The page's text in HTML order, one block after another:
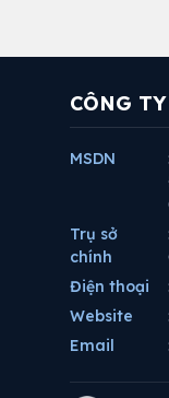
CÔNG
MSDN
Trụ sở
chính
Điện thoại
Website
Email
: